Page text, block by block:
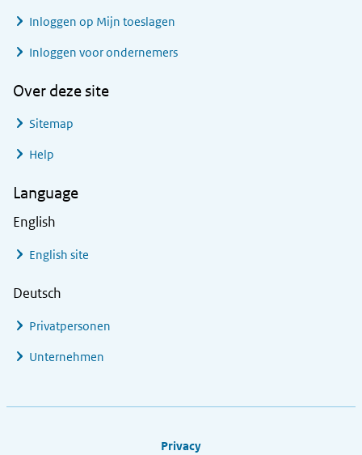
Inloggen op Mijn toeslagen
Inloggen voor ondernemers
Over deze site
Sitemap
Help
Language
English
English site
Deutsch
Privatpersonen
Unternehmen
Privacy